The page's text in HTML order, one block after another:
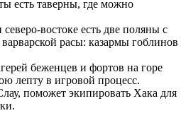
есть таверны, где можно
востоке есть две поляны с
расы: казармы гоблинов
беженцев и фортов на горе
лепту в игровой процесс.
поможет экипировать Хака для